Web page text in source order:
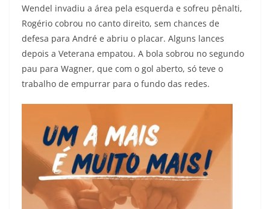
Wendel invadiu a área pela esquerda e sofreu pênalti,
Rogério cobrou no canto direito, sem chances de
defesa para André e abriu o placar. Alguns lances
depois a Veterana empatou. A bola sobrou no segundo
pau para Wagner, que com o gol aberto, só teve o
trabalho de empurrar para o fundo das redes.